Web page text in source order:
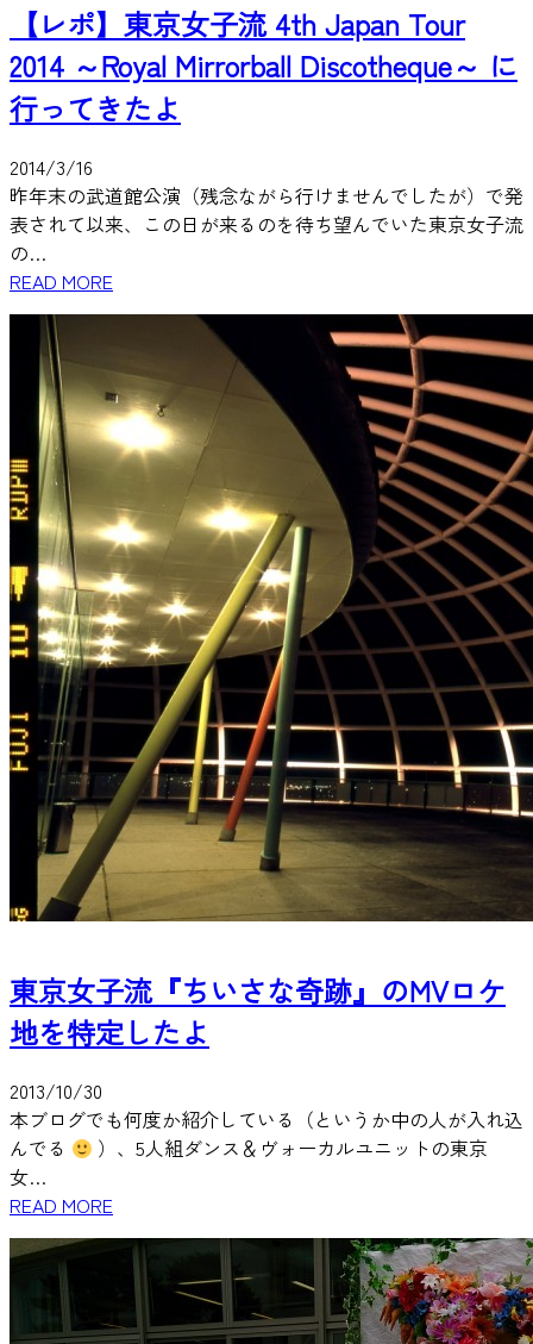
【レポ】東京女子流 4th Japan Tour
2014 ～Royal Mirrorball Discotheque～ に
行ってきたよ
2014/3/16
昨年末の武道館公演（残念ながら行けませんでしたが）で発
表されて以来、この日が来るのを待ち望んでいた東京女子流
の…
READ MORE
東京女子流『ちいさな奇跡』のMVロケ
地を特定したよ
2013/10/30
本ブログでも何度か紹介している（というか中の人が入れ込
んでる
）、5人組ダンス＆ヴォーカルユニットの東京
女…
READ MORE